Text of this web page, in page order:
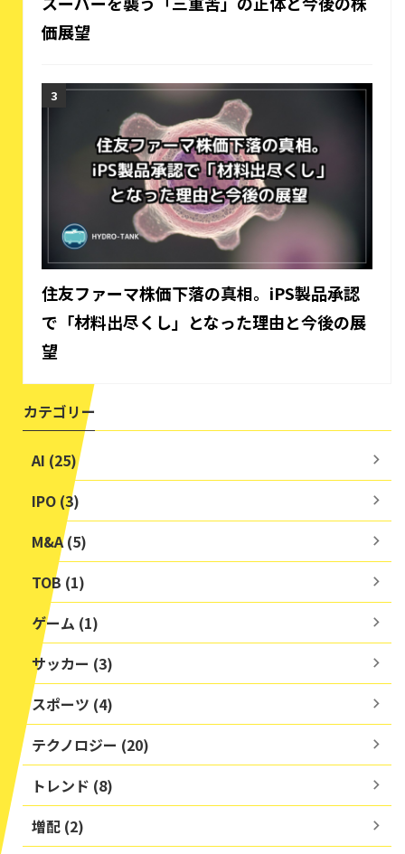
価展望
住友ファーマ株価下落の真相。iPS製品承認
で「材料出尽くし」となった理由と今後の展
望
カテゴリー
AI (25)
IPO (3)
M&A (5)
TOB (1)
ゲーム (1)
サッカー (3)
スポーツ (4)
テクノロジー (20)
トレンド (8)
増配 (2)